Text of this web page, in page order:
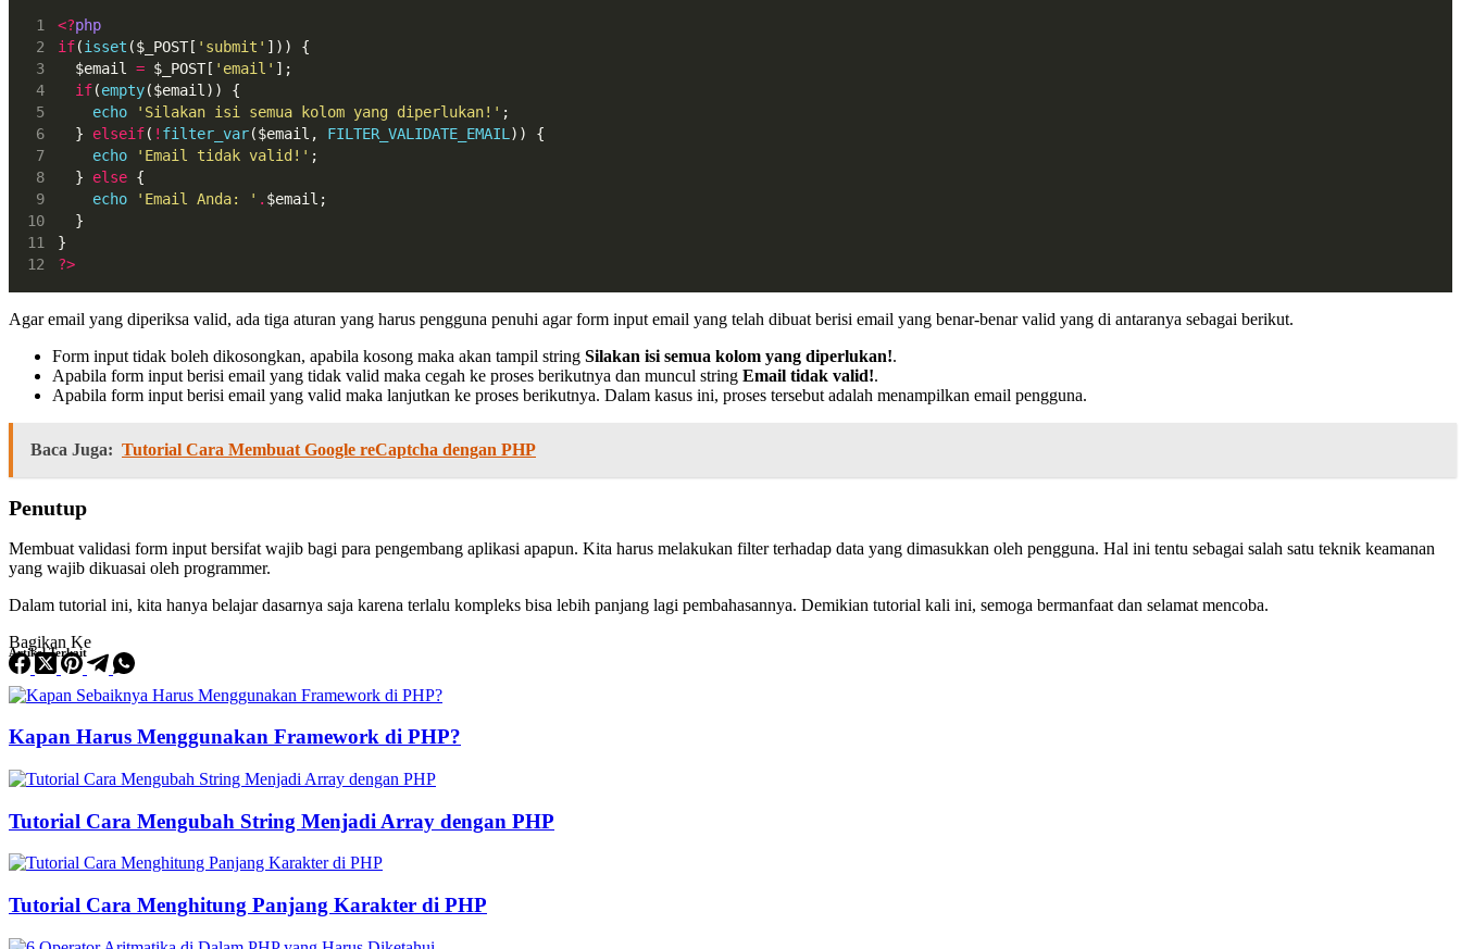
<?php
if(isset ($_POST[ 'submit' ])) {
  $email
= $_POST[ 'email' ];
if(empty($email)) {
echo
'Silakan isi semua kolom yang diperlukan!' ;
  }
elseif( ! filter_var($email, FILTER_VALIDATE_EMAIL)) {
echo
'Email tidak valid!' ;
  }
else {
echo
'Email Anda: ' . $email;
  }
}
?>
Agar email yang diperiksa valid, ada tiga aturan yang harus pengguna penuhi agar form input email yang telah dibuat berisi email yang benar-benar valid yang di antaranya sebagai berikut.
Form input tidak boleh dikosongkan, apabila kosong maka akan tampil string Silakan isi semua kolom yang diperlukan!.
Apabila form input berisi email yang tidak valid maka cegah ke proses berikutnya dan muncul string Email tidak valid!.
Apabila form input berisi email yang valid maka lanjutkan ke proses berikutnya. Dalam kasus ini, proses tersebut adalah menampilkan email pengguna.
Baca Juga: Tutorial Cara Membuat Google reCaptcha dengan PHP
Penutup
Membuat validasi form input bersifat wajib bagi para pengembang aplikasi apapun. Kita harus melakukan filter terhadap data yang dimasukkan oleh pengguna. Hal ini tentu sebagai salah satu teknik keamanan
yang wajib dikuasai oleh programmer.
Dalam tutorial ini, kita hanya belajar dasarnya saja karena terlalu kompleks bisa lebih panjang lagi pembahasannya. Demikian tutorial kali ini, semoga bermanfaat dan selamat mencoba.
Bagikan Ke
Artikel Terkait
Kapan Harus Menggunakan Framework di PHP?
Tutorial Cara Mengubah String Menjadi Array dengan PHP
Tutorial Cara Menghitung Panjang Karakter di PHP